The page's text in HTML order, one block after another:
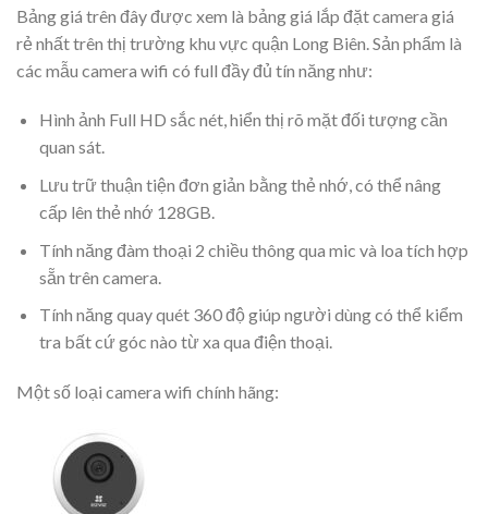
Bảng giá trên đây được xem là bảng giá lắp đặt camera giá
rẻ nhất trên thị trường khu vực quận Long Biên. Sản phẩm là
các mẫu camera wifi có full đầy đủ tín năng như:
Hình ảnh Full HD sắc nét, hiển thị rõ mặt đối tượng cần
quan sát.
Lưu trữ thuận tiện đơn giản bằng thẻ nhớ, có thể nâng
cấp lên thẻ nhớ 128GB.
Tính năng đàm thoại 2 chiều thông qua mic và loa tích hợp
sẵn trên camera.
Tính năng quay quét 360 độ giúp người dùng có thể kiểm
tra bất cứ góc nào từ xa qua điện thoại.
Một số loại camera wifi chính hãng: